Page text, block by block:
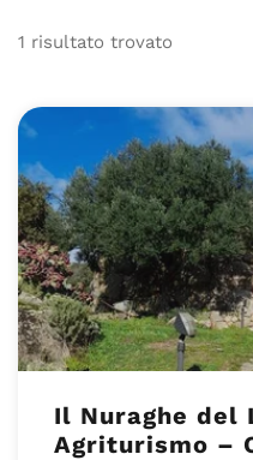
1 risultato trovato
Il Nuraghe del
Agriturismo –